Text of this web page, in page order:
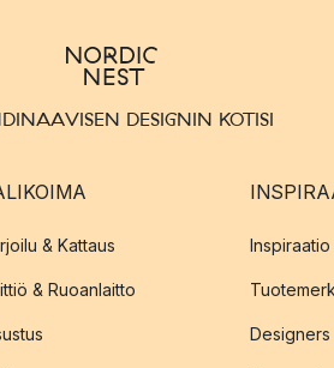
DESIGNIN KOTISI
& Kattaus
& Ruoanlaitto
Designers